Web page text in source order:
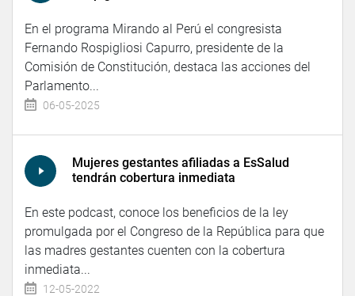
En el programa Mirando al Perú el congresista
Fernando Rospigliosi Capurro, presidente de la
Comisión de Constitución, destaca las acciones del
Parlamento...
06-05-2025
Mujeres gestantes afiliadas a EsSalud
tendrán cobertura inmediata
En este podcast, conoce los beneficios de la ley
promulgada por el Congreso de la República para que
las madres gestantes cuenten con la cobertura
inmediata...
12-05-2022